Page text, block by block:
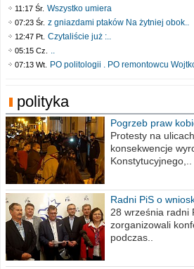
11:17 Śr. Wszystko umiera
07:23 Śr. z gniazdami ptaków Na żytniej obok..
12:47 Pt. Czytaliście już :..
05:15 Cz. ..
07:13 Wt. PO politologii . PO remontowcu
polityka
Pogrzeb praw
poselskim PiS
Protesty na
konsekwencje
Konstytucyjnego,..
Radni PiS o
na 2021 rok
28 września radni
zorganizowali
podczas..